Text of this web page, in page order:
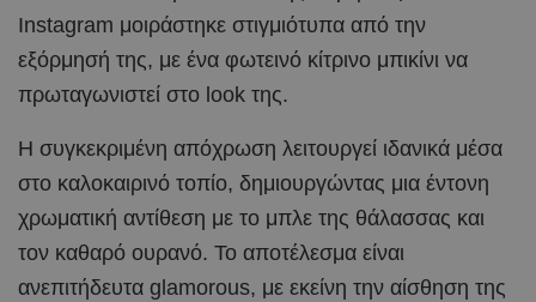
Instagram μοιράστηκε στιγμιότυπα από την
εξόρμησή της, με ένα φωτεινό κίτρινο μπικίνι να
πρωταγωνιστεί στο look της.
Η συγκεκριμένη απόχρωση λειτουργεί ιδανικά μέσα
στο καλοκαιρινό τοπίο, δημιουργώντας μια έντονη
χρωματική αντίθεση με το μπλε της θάλασσας και
τον καθαρό ουρανό. Το αποτέλεσμα είναι
ανεπιτήδευτα glamorous, με εκείνη την αίσθηση της